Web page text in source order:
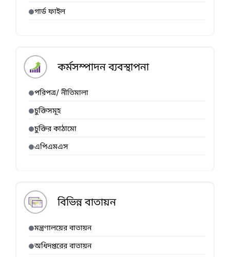
গার্ড ফাইল
কর্মসম্পাদন ব্যবস্থাপনা
পরিপত্র/ নীতিমালা
চুক্তিসমূহ
চুক্তির কাঠামো
এপিএমএস
বিভিন্ন বাতায়ন
মন্ত্রণালয়ের বাতায়ন
অধিদপ্তরের বাতায়ন